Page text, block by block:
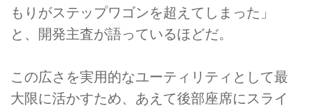
もりがステップワゴンを超えてしまった」
と、開発主査が語っているほどだ。
この広さを実用的なユーティリティとして最
大限に活かすため、あえて後部座席にスライ